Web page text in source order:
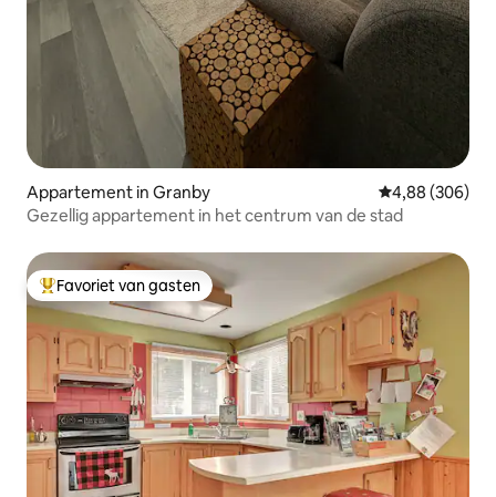
Appartement in Granby Gemiddelde
4,88 (306)
Gezellig appartement in het centrum van de stad
Topfavoriet van gasten
Favoriet van gasten